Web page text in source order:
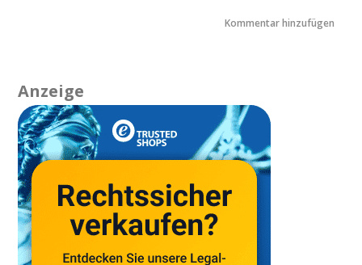
Anzeige